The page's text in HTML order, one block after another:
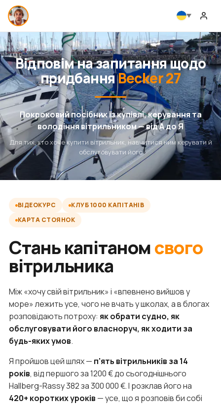
Відповім на запитання щодо
придбанняBecker 27
Покроковий посібник із купівлі, керування та
володіння вітрильником — від А до Я
Для тих, хто хоче купити вітрильник, навчитися ним керувати й
обслуговувати його
ВІДЕОКУРС
КЛУБ 1000 КАПІТАНІВ
КАРТА СТОЯНОК
Стань капітаномсвого
вітрильника
Між «хочу свій вітрильник» і «впевнено вийшов у
море» лежить усе, чого не вчать у школах, а в блогах
розповідають потроху: як обрати судно, як
обслуговувати його власноруч, як ходити за
будь-яких умов.
Я пройшов цей шлях — п'ять вітрильників за 14
років, від першого за 1200 € до сьогоднішнього
Hallberg-Rassy 382 за 300 000 €. І розклав його на
420+ коротких уроків — усе, що я розповів би собі